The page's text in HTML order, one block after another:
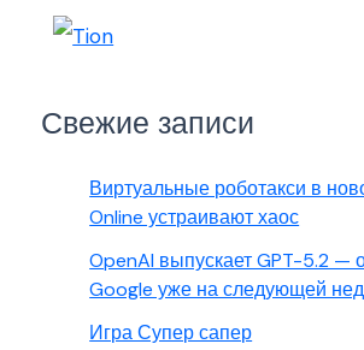
Свежие записи
Виртуальные роботакси в
Online устраивают хаос
OpenAI выпускает GPT-5.2 —
Google уже на следующей
Игра Супер сапер